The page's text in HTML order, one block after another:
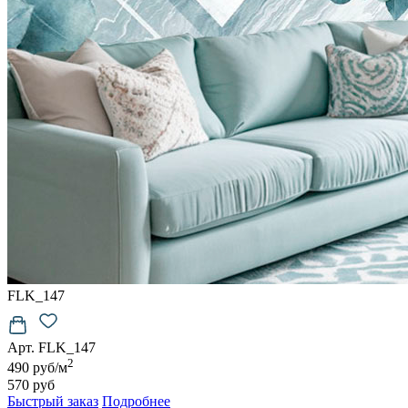
6500руб/м2
Подробнее о материалах
FLK_147
Арт. FLK_147
490 руб/м2
570 руб
Быстрый заказ Подробнее